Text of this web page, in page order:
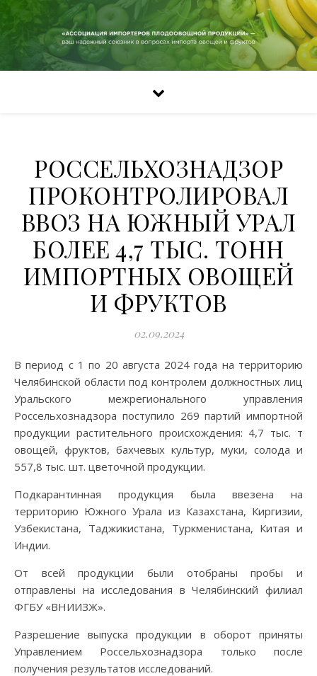
РОССЕЛЬХОЗНАДЗОР
ПРОКОНТРОЛИРОВАЛ
ВВОЗ НА ЮЖНЫЙ УРАЛ
БОЛЕЕ 4,7 ТЫС. ТОНН
ИМПОРТНЫХ ОВОЩЕЙ
И ФРУКТОВ
02.09.2024
В период с 1 по 20 августа 2024 года на территорию
Челябинской области под контролем должностных лиц
Уральского межрегионального управления
Россельхознадзора поступило 269 партий импортной
продукции растительного происхождения: 4,7 тыс. т
овощей, фруктов, бахчевых культур, муки, солода и
557,8 тыс. шт. цветочной продукции.
Подкарантинная продукция была ввезена на
территорию Южного Урала из Казахстана, Киргизии,
Узбекистана, Таджикистана, Туркменистана, Китая и
Индии.
От всей продукции были отобраны пробы и
отправлены на исследования в Челябинский филиал
ФГБУ «ВНИИЗЖ».
Разрешение выпуска продукции в оборот приняты
Управлением Россельхознадзора только после
получения результатов исследований.